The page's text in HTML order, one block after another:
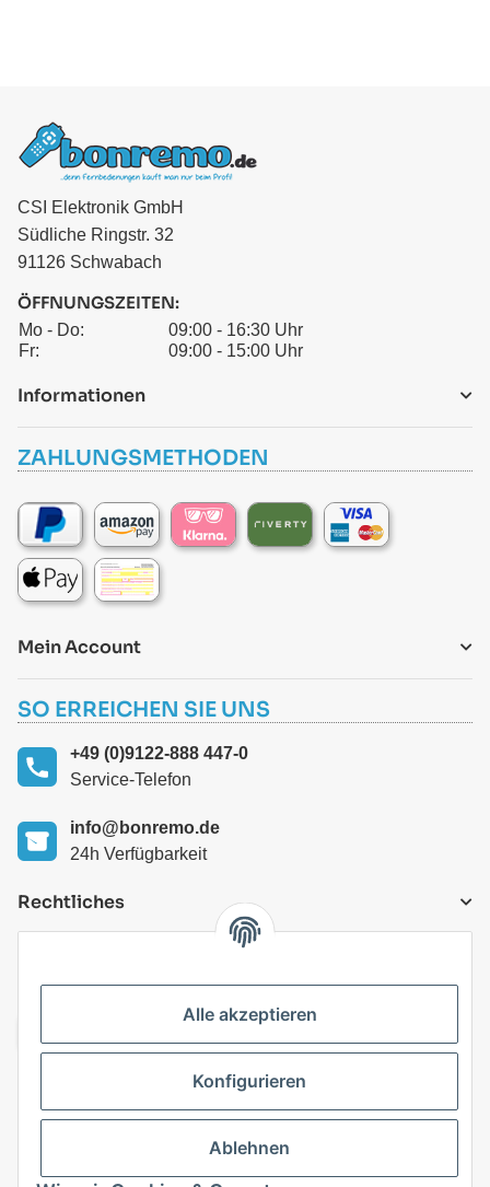
CSI Elektronik GmbH
Südliche Ringstr. 32
91126 Schwabach
ÖFFNUNGSZEITEN:
Mo - Do:
09:00 - 16:30 Uhr
Fr:
09:00 - 15:00 Uhr
Informationen
ZAHLUNGSMETHODEN
Mein Account
SO ERREICHEN SIE UNS
+49 (0)9122-888 447-0
Service-Telefon
info@bonremo.de
24h Verfügbarkeit
Rechtliches
Vertrag widerrufen
Alle akzeptieren
Konfigurieren
Ablehnen